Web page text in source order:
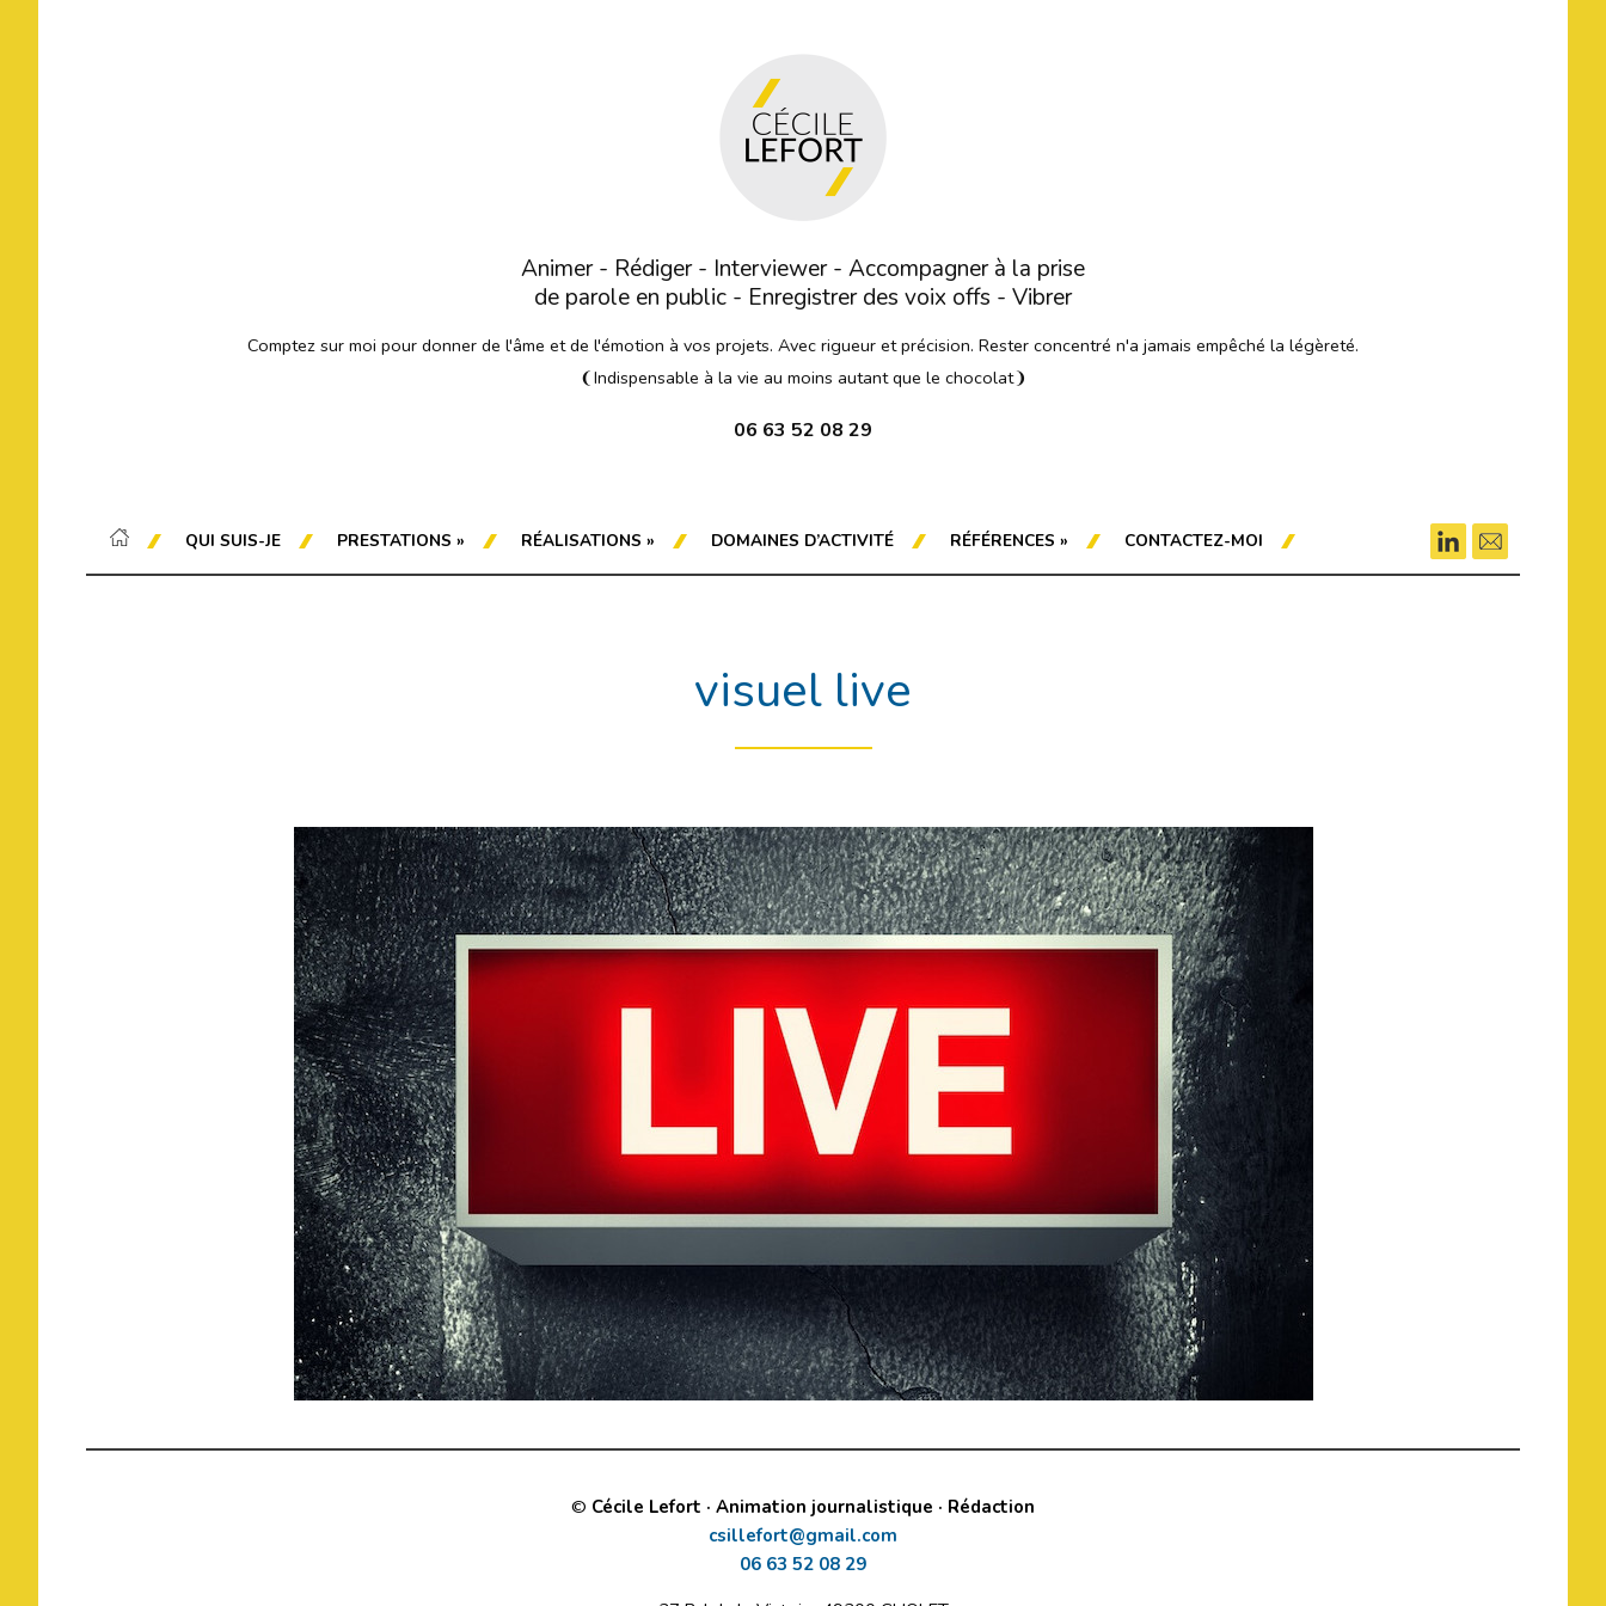
Animer - Rédiger - Interviewer - Accompagner à la prise
de parole en public - Enregistrer des voix offs - Vibrer
Comptez sur moi pour donner de l'âme et de l'émotion à vos projets. Avec rigueur et précision. Rester concentré n'a jamais empêché la légèreté.
❨Indispensable à la vie au moins autant que le chocolat❩
06 63 52 08 29
QUI SUIS-JE PRESTATIONS » RÉALISATIONS » DOMAINES D’ACTIVITÉ RÉFÉRENCES » CONTACTEZ-MOI
visuel live
© Cécile Lefort · Animation journalistique · Rédaction
csillefort@gmail.com
06 63 52 08 29